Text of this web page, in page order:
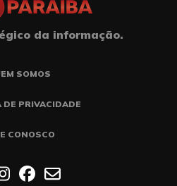
da informação.
SOMOS
DE PRIVACIDADE
CONOSCO